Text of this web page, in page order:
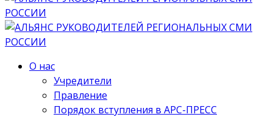
О нас
Учредители
Правление
Порядок вступления в АРС-ПРЕСС